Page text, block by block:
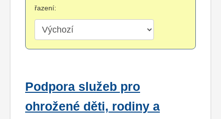
řazení:
Podpora služeb pro
ohrožené děti, rodiny a